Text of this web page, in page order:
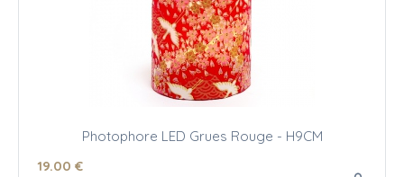
Photophore LED Grues Rouge - H9CM
19.00 €